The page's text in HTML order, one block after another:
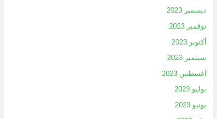
ديسمبر 2023
نوفمبر 2023
أكتوبر 2023
سبتمبر 2023
أغسطس 2023
يوليو 2023
يونيو 2023